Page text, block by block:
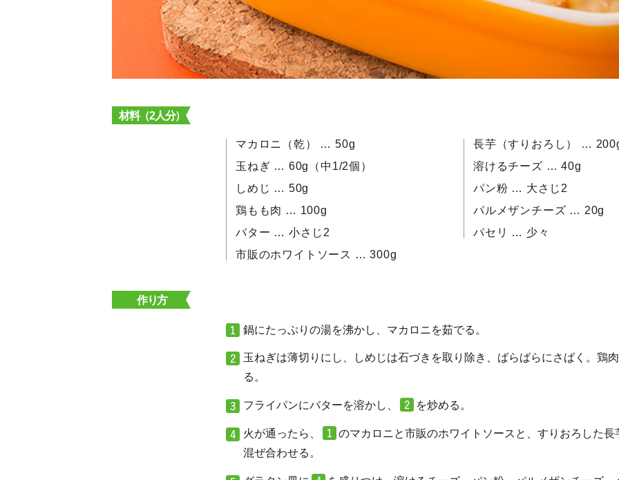
材料（2人分）
マカロニ（乾） … 50g
玉ねぎ … 60g（中1/2個）
しめじ … 50g
鶏もも肉 … 100g
バター … 小さじ2
市販のホワイトソース … 300g
長芋（すりおろし） …
溶けるチーズ … 40g
パン粉 … 大さじ2
パルメザンチーズ … 20g
パセリ … 少々
作り方
鍋にたっぷりの湯を沸かし、マカロニを茹でる。
玉ねぎは薄切りにし、しめじは石づきを取り除き、ばらばらにさばく。鶏
る。
フライパンにバターを溶かし、 を炒める。
火が通ったら、
のマカロニと市販のホワイトソースと、すりおろした長
混ぜ合わせる。